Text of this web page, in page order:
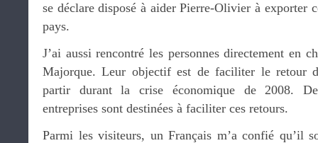
se déclare disposé à aider Pierre-Olivier à exporter
pays.
J’ai aussi rencontré les personnes directement en
Majorque. Leur objectif est de faciliter le retour
partir durant la crise économique de 2008.
entreprises sont destinées à faciliter ces retours.
Parmi les visiteurs, un Français m’a confié qu’il